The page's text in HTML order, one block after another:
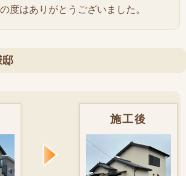
度はありがとうございました。
邸
施工後